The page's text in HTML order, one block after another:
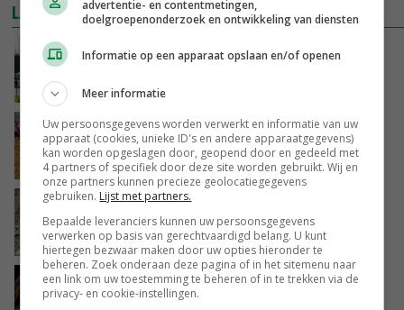
LAATSTE NIEUWS
Gemiddelde Europese melkprijs daalt licht in
GISTEREN, 17:04
Frans onderzoekcentrum bestrijkt hele
varkensvleesketen
GISTEREN, 15:29
Emmeloord noteert eerste zaaiuien op
maximaal 20 euro
GISTEREN, 14:59
Spontane boerenacties in Twente en
Apeldoorn zetten de trend
advertentie- en contentmetingen,
doelgroepenonderzoek en ontwikkeling van diensten
Informatie op een apparaat opslaan en/of openen
Meer informatie
Uw persoonsgegevens worden verwerkt en informatie van uw
apparaat (cookies, unieke ID's en andere apparaatgegevens)
kan worden opgeslagen door, geopend door en gedeeld met
4 partners of specifiek door deze site worden gebruikt. Wij en
onze partners kunnen precieze geolocatiegegevens
gebruiken. Lijst met partners.
Bepaalde leveranciers kunnen uw persoonsgegevens
verwerken op basis van gerechtvaardigd belang. U kunt
hiertegen bezwaar maken door uw opties hieronder te
beheren. Zoek onderaan deze pagina of in het sitemenu naar
een link om uw toestemming te beheren of in te trekken via de
privacy- en cookie-instellingen.